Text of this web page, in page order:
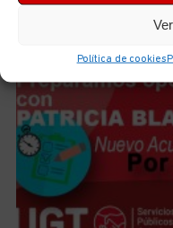
Política de cookies